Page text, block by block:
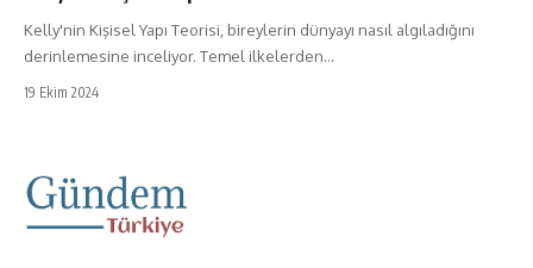
Kelly'nin Kişisel Yapı Teorisi, bireylerin dünyayı nasıl algıladığını
derinlemesine inceliyor. Temel ilkelerden…
19 Ekim 2024